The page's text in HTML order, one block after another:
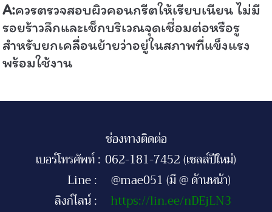
A:ควรตรวจสอบผิวคอนกรีตให้เรียบเนียน ไม่มี
รอยร้าวลึกและเช็กบริเวณจุดเชื่อมต่อหรือรู
สำหรับยกเคลื่อนย้ายว่าอยู่ในสภาพที่แข็งแรง
พร้อมใช้งาน
ช่องทางติดต่อ
เบอร์โทรศัพท์ : 062-181-7452 (เซลล์ปีใหม่)
Line :
@mae051 (มี @ ด้านหน้า)
ลิงก์ไลน์ :
https://lin.ee/nDEjLN3